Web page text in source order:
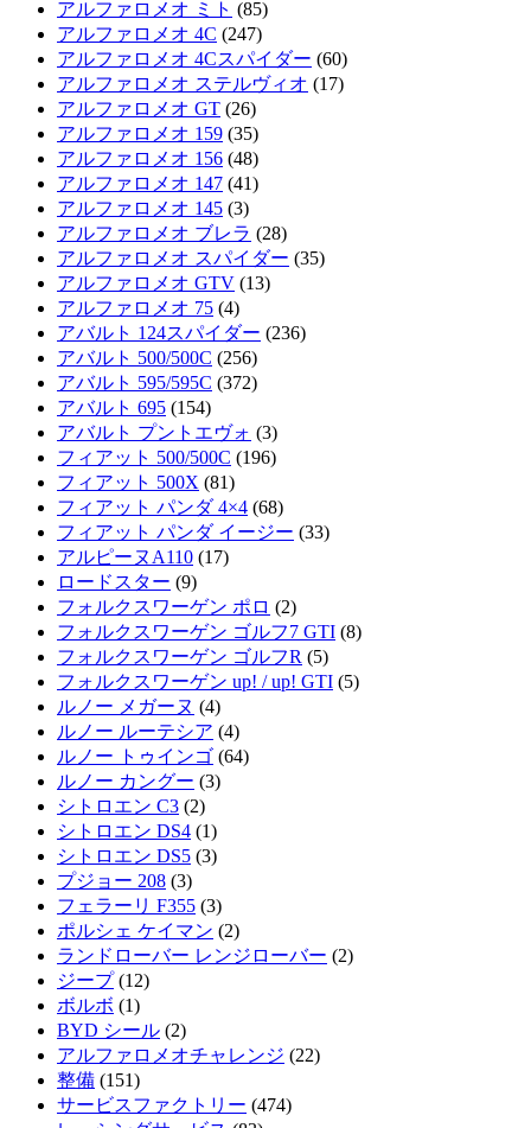
アルファロメオ ミト (85)
アルファロメオ 4C (247)
アルファロメオ 4Cスパイダー (60)
アルファロメオ ステルヴィオ (17)
アルファロメオ GT (26)
アルファロメオ 159 (35)
アルファロメオ 156 (48)
アルファロメオ 147 (41)
アルファロメオ 145 (3)
アルファロメオ ブレラ (28)
アルファロメオ スパイダー (35)
アルファロメオ GTV (13)
アルファロメオ 75 (4)
アバルト 124スパイダー (236)
アバルト 500/500C (256)
アバルト 595/595C (372)
アバルト 695 (154)
アバルト プントエヴォ (3)
フィアット 500/500C (196)
フィアット 500X (81)
フィアット パンダ 4×4 (68)
フィアット パンダ イージー (33)
アルピーヌA110 (17)
ロードスター (9)
フォルクスワーゲン ポロ (2)
フォルクスワーゲン ゴルフ7 GTI (8)
フォルクスワーゲン ゴルフR (5)
フォルクスワーゲン up! / up! GTI (5)
ルノー メガーヌ (4)
ルノー ルーテシア (4)
ルノー トゥインゴ (64)
ルノー カングー (3)
シトロエン C3 (2)
シトロエン DS4 (1)
シトロエン DS5 (3)
プジョー 208 (3)
フェラーリ F355 (3)
ポルシェ ケイマン (2)
ランドローバー レンジローバー (2)
ジープ(12)
ボルボ (1)
BYD シール (2)
アルファロメオチャレンジ (22)
整備 (151)
サービスファクトリー (474)